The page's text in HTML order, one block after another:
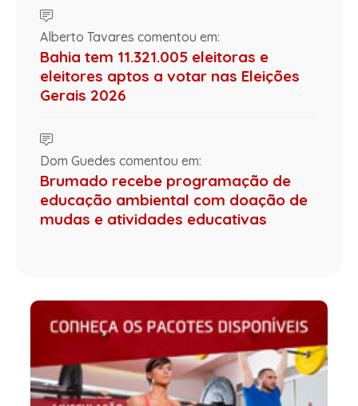
Alberto Tavares comentou em:
Bahia tem 11.321.005 eleitoras e
eleitores aptos a votar nas Eleições
Gerais 2026
Dom Guedes comentou em:
Brumado recebe programação de
educação ambiental com doação de
mudas e atividades educativas